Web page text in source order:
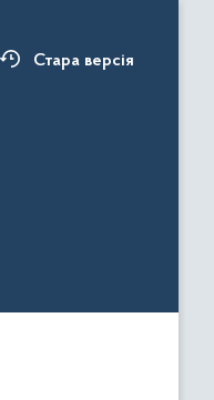
Стара версія